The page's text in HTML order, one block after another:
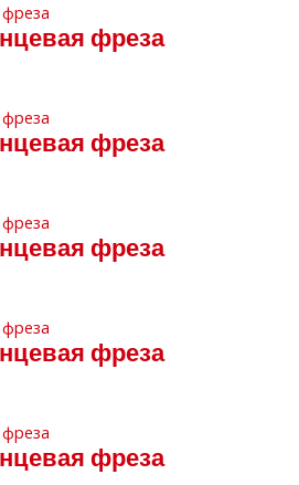
фреза
фреза
фреза
фреза
фреза